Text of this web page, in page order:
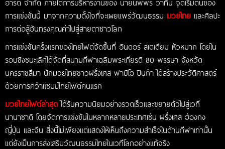
อาร์ต จำกัด ภายใต้การบริหารงานของ นายนพพร วาทิน จุดเริ่มต้นของ
การแข่งขันนี้ มาจากความตั้งใจที่จะเผยแพร่วัฒนธรรม มวยไทย และศิลปะ
การต่อสู้อันทรงคุณค่าไปสู่สายตาชาวโลก
การแข่งขันครั้งแรกของไทยไฟต์จัดขึ้นที่ อินดอร์ สเตเดียม หัวหมาก โดยใน
รอบชิงชนะเลิศได้จัดที่สนามกีฬาเฉลิมพระเกียรติ 80 พรรษา จังหวัด
นครราชสีมา นักมวยไทยชาวฝรั่งเศส ฟาบิโอ ปินก้า ได้สร้างประวัติศาสตร์
ด้วยการคว้าแชมป์ไทยไฟต์คนแรก
มวยไทยไฟต์ล่าสุด ได้รับความนิยมอย่างรวดเร็วและขยายตัวไปสู่เวที
นานาชาติ โดยจัดการแข่งขันในหลากหลายประเทศเช่น ฝรั่งเศส ฮ่องกง
ญี่ปุ่น และจีน สิ่งนี้ไม่เพียงแต่แสดงให้เห็นถึงความสำเร็จในด้านกีฬาเท่านั้น
แต่ยังเป็นการส่งเสริมวัฒนธรรมไทยในเวทีโลกอย่างแท้จริง